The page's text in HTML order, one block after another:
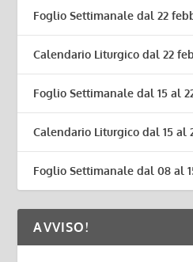
Foglio Settimanale dal 22
Calendario Liturgico dal 22
Foglio Settimanale dal 15 al
Calendario Liturgico dal 15 al
Foglio Settimanale dal 08 al
AVVISO!